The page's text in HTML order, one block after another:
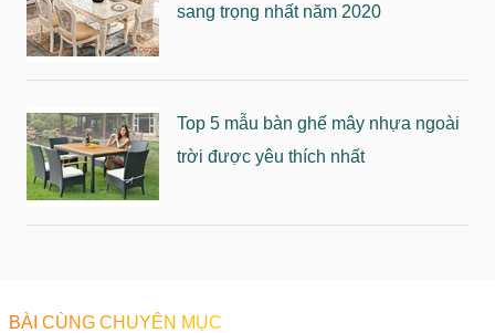
sang trọng nhất năm 2020
Top 5 mẫu bàn ghế mây nhựa ngoài
trời được yêu thích nhất
BÀI CÙNG CHUYÊN MỤC